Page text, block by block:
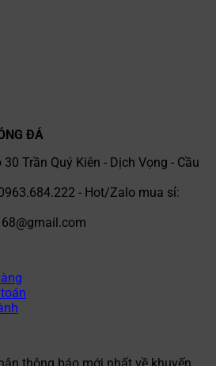
ĐÁ
Trần Quý Kiên - Dịch Vọng - Cầu
- Hot/Zalo mua sỉ: